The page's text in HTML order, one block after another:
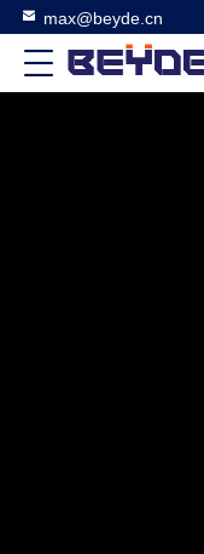
max@beyde.cn